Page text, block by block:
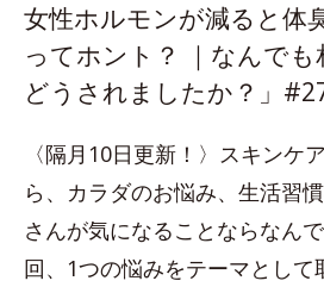
女性ホルモンが減ると体
ってホント？ ｜なんでも
どうされましたか？」
〈隔月10日更新！〉スキンケ
ら、カラダのお悩み、生活習
さんが気になることならなん
回、1つの悩みをテーマとして